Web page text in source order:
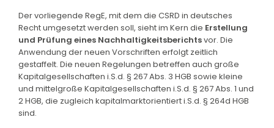
Der vorliegende RegE, mit dem die CSRD in deutsches
Recht umgesetzt werden soll, sieht im Kern die Erstellung
und Prüfung eines Nachhaltigkeitsberichtsvor. Die
Anwendung der neuen Vorschriften erfolgt zeitlich
gestaffelt. Die neuen Regelungen betreffen auch große
Kapitalgesellschaften i.S.d. § 267 Abs. 3 HGB sowie kleine
und mittelgroße Kapitalgesellschaften i.S.d. § 267 Abs. 1 und
2 HGB, die zugleich kapitalmarktorientiert i.S.d. § 264d HGB
sind.